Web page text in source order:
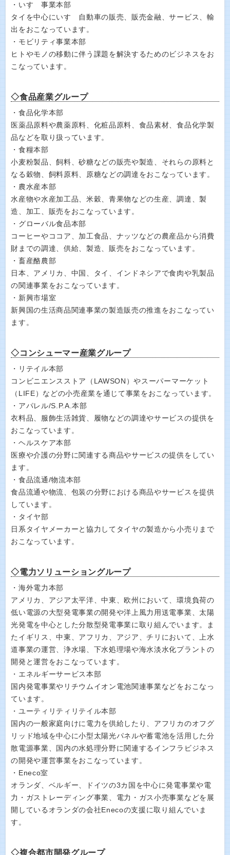
・いすゞ事業本部
タイを中心にいすゞ自動車の販売、販売金融、サービス、輸
出をおこなっています。
・モビリティ事業本部
ヒトやモノの移動に伴う課題を解決するためのビジネスをお
こなっています。
◇食品産業グループ
・食品化学本部
医薬品原料や農薬原料、化粧品原料、食品素材、食品化学製
品などを取り扱っています。
・食糧本部
小麦粉製品、飼料、砂糖などの販売や製造、それらの原料と
なる穀物、飼料原料、原糖などの調達をおこなっています。
・農水産本部
水産物や水産加工品、米穀、青果物などの生産、調達、製
造、加工、販売をおこなっています。
・グローバル食品本部
コーヒーやココア、加工食品、ナッツなどの農産品から消費
財までの調達、供給、製造、販売をおこなっています。
・畜産酪農部
日本、アメリカ、中国、タイ、インドネシアで食肉や乳製品
の関連事業をおこなっています。
・新興市場室
新興国の生活商品関連事業の製造販売の推進をおこなってい
ます。
◇コンシューマー産業グループ
・リテイル本部
コンビニエンスストア（LAWSON）やスーパーマーケット
（LIFE）などの小売産業を通じて事業をおこなっています。
・アパレル/S.P.A.本部
衣料品、服飾生活雑貨、履物などの調達やサービスの提供を
おこなっています。
・ヘルスケア本部
医療や介護の分野に関連する商品やサービスの提供をしてい
ます。
・食品流通/物流本部
食品流通や物流、包装の分野における商品やサービスを提供
しています。
・タイヤ部
日系タイヤメーカーと協力してタイヤの製造から小売りまで
おこなっています。
◇電力ソリューショングループ
・海外電力本部
アメリカ、アジア太平洋、中東、欧州において、環境負荷の
低い電源の大型発電事業の開発や洋上風力用送電事業、太陽
光発電を中心とした分散型発電事業に取り組んでいます。ま
たイギリス、中東、アフリカ、アジア、チリにおいて、上水
道事業の運営、浄水場、下水処理場や海水淡水化プラントの
開発と運営をおこなっています。
・エネルギーサービス本部
国内発電事業やリチウムイオン電池関連事業などをおこなっ
ています。
・ユーティリティリテイル本部
国内の一般家庭向けに電力を供給したり、アフリカのオフグ
リッド地域を中心に小型太陽光パネルや蓄電池を活用した分
散電源事業、国内の水処理分野に関連するインフラビジネス
の開発や運営事業をおこなっています。
・Eneco室
オランダ、ベルギー、ドイツの3カ国を中心に発電事業や電
力・ガストレーディング事業、電力・ガス小売事業などを展
開しているオランダの会社Enecoの支援に取り組んでいま
す。
◇複合都市開発グループ